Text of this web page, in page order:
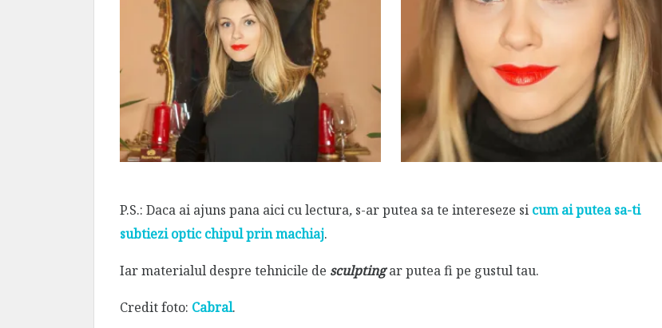
P.S.: Daca ai ajuns pana aici cu lectura, s-ar putea sa te intereseze si cum ai putea sa-ti
subtiezi optic chipul prin machiaj.
Iar materialul despre tehnicile de sculptingar putea fi pe gustul tau.
Credit foto: Cabral.